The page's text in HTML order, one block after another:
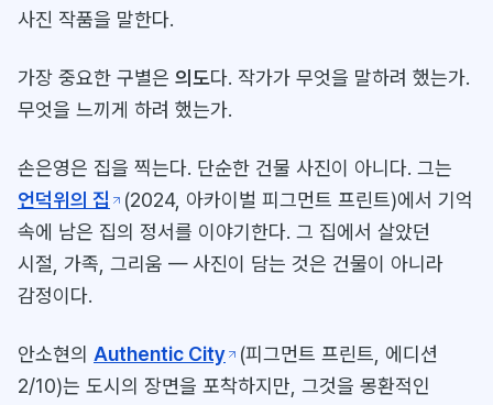
사진 작품을 말한다.
가장 중요한 구별은 의도다. 작가가 무엇을 말하려 했는가.
무엇을 느끼게 하려 했는가.
손은영은 집을 찍는다. 단순한 건물 사진이 아니다. 그는
언덕위의 집
(2024, 아카이벌 피그먼트 프린트)에서 기억
속에 남은 집의 정서를 이야기한다. 그 집에서 살았던
시절, 가족, 그리움 — 사진이 담는 것은 건물이 아니라
감정이다.
안소현의 Authentic City
(피그먼트 프린트, 에디션
2/10)는 도시의 장면을 포착하지만, 그것을 몽환적인